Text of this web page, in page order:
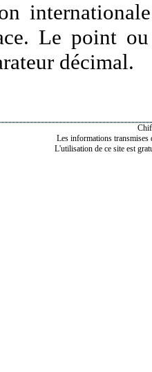
Le point
décimal.
Les informations transmises
L'utilisation de ce site est